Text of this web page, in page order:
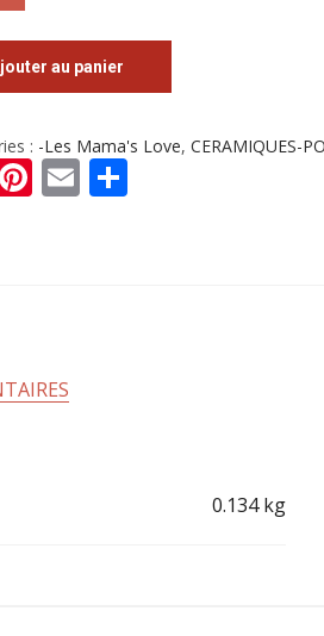
au panier
: -Les Mama's Love, CERAMIQUES-
Pinterest
Email
0.134 kg